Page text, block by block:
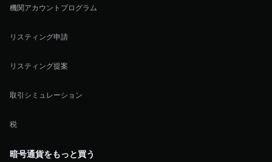
機関アカウントプログラム
リスティング申請
リスティング提案
取引シミュレーション
税
暗号通貨をもっと買う